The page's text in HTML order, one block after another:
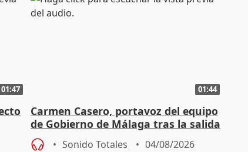
01:47 01:44
Carmen Casero, portavoz del equipo
de Gobierno de Málaga tras la salida
de Pérez de Siles
Sonido Totales 04/08/2026